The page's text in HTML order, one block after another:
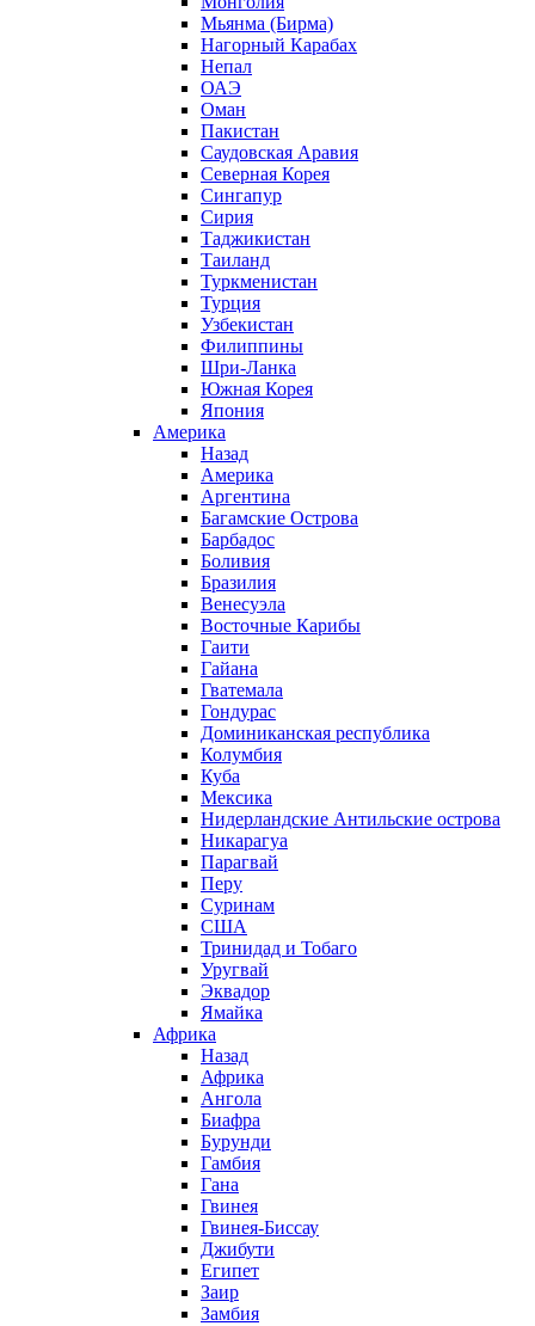
Мьянма (Бирма)
Нагорный Карабах
Непал
ОАЭ
Оман
Пакистан
Саудовская Аравия
Северная Корея
Сингапур
Сирия
Таджикистан
Таиланд
Туркменистан
Турция
Узбекистан
Филиппины
Шри-Ланка
Южная Корея
Япония
Америка
Назад
Америка
Аргентина
Багамские Острова
Барбадос
Боливия
Бразилия
Венесуэла
Восточные Карибы
Гаити
Гайана
Гватемала
Гондурас
Доминиканская республика
Колумбия
Куба
Мексика
Нидерландские Антильские острова
Никарагуа
Парагвай
Перу
Суринам
США
Тринидад и Тобаго
Уругвай
Эквадор
Ямайка
Африка
Назад
Африка
Ангола
Биафра
Бурунди
Гамбия
Гана
Гвинея
Гвинея-Биссау
Джибути
Египет
Заир
Замбия